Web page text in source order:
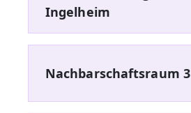
Ingelheim
Nachbarschaftsraum 3